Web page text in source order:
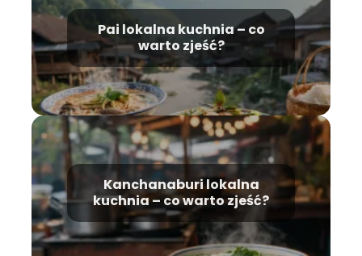
Pai lokalna kuchnia – co
warto zjeść?
Kanchanaburi lokalna
kuchnia – co warto zjeść?